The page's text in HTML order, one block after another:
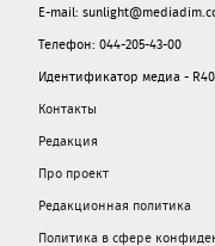
E-mail:
Телефон: 044-205-43-00
Идентификатор медиа -
Контакты
Редакция
Про проект
Редакционная политика
Политика в сфере